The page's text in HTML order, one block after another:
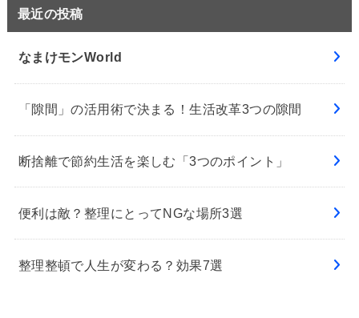
最近の投稿
なまけモンWorld
「隙間」の活用術で決まる！生活改革3つの隙間
断捨離で節約生活を楽しむ「3つのポイント」
便利は敵？整理にとってNGな場所3選
整理整頓で人生が変わる？効果7選